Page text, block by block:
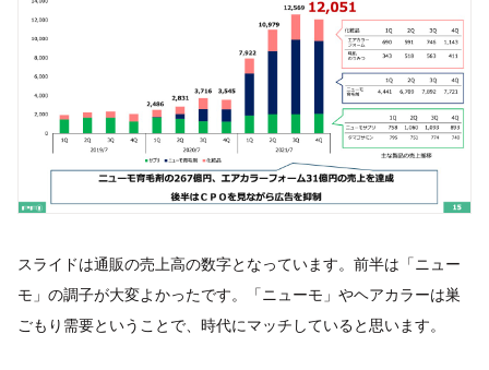
スライドは通販の売上高の数字となっています。前半は「ニュー
モ」の調子が大変よかったです。「ニューモ」やヘアカラーは巣
ごもり需要ということで、時代にマッチしていると思います。